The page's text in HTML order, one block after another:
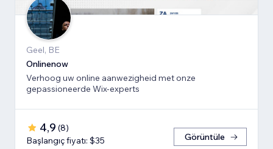
Geel, BE
Onlinenow
Verhoog uw online aanwezigheid met onze
gepassioneerde Wix-experts
4,9 (8)
Başlangıç fiyatı: $35
Görüntüle